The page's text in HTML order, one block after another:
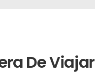
De Viajar